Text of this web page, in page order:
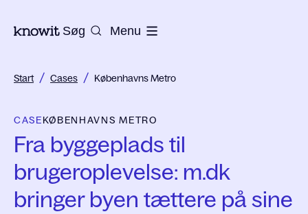
Til Knowits hjemmeside
Søg Menu
Start / Cases / Københavns Metro
CASEKØBENHAVNS METRO
Fra byggeplads til
brugeroplevelse: m.dk
bringer byen tættere på sine